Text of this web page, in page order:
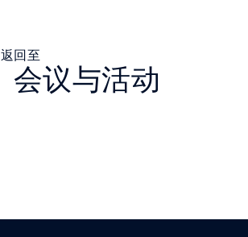
返回至
会议与活动